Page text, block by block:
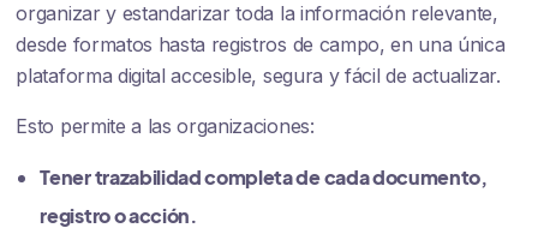
organizar y estandarizar toda la información relevante,
desde formatos hasta registros de campo, en una única
plataforma digital accesible, segura y fácil de actualizar.
Esto permite a las organizaciones:
Tener trazabilidad completade cada documento,
registro o acción.